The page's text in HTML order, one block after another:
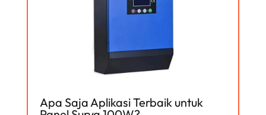
Apa Saja Aplikasi Terbaik untuk